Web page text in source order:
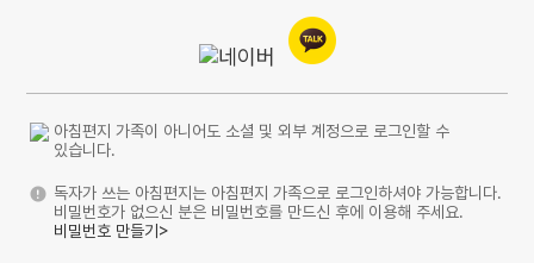
아침편지 가족이 아니어도 소셜 및 외부 계정으로 로그인할 수
있습니다.
독자가 쓰는 아침편지는 아침편지 가족으로 로그인하셔야 가능합니다.
비밀번호가 없으신 분은 비밀번호를 만드신 후에 이용해 주세요.
비밀번호 만들기>